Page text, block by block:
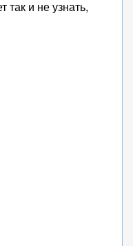
так и не узнать,